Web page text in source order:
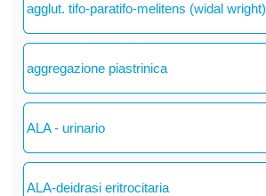
agglut. tifo-paratifo-melitens (widal wright)
aggregazione piastrinica
ALA - urinario
ALA-deidrasi eritrocitaria